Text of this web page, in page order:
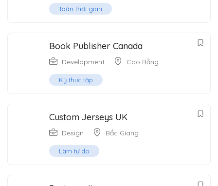
Toàn thời gian
Book Publisher Canada
Development Cao Bằng
Kỳ thực tập
Custom Jerseys UK
Design Bắc Giang
Làm tự do